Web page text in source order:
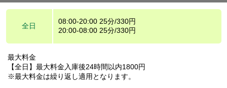
全日
08:00-20:00 25分/330円
20:00-08:00 25分/330円
最大料金
【全日】最大料金入庫後24時間以内1800円
※最大料金は繰り返し適用となります。